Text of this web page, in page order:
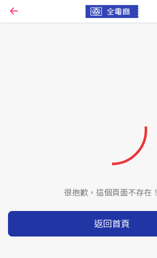
很抱歉，這個頁面不存在！
返回首頁